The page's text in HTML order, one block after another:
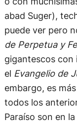
abad Suger),
puede ver pero
de Perpetua y
gigantescos con
el Evangelio de
embargo, es
todos los
Paraíso son en la